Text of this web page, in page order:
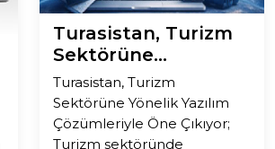
Turasistan, Turizm
Sektörüne...
Turasistan, Turizm
Sektörüne Yönelik Yazılım
Çözümleriyle Öne Çıkıyor;
Turizm sektöründe